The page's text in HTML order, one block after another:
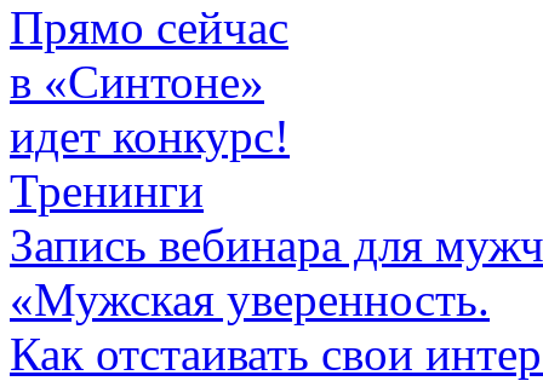
Прямо сейчас
в «Синтоне»
идет конкурс!
Тренинги
Запись вебинара для
«Мужская уверенность.
Как отстаивать свои